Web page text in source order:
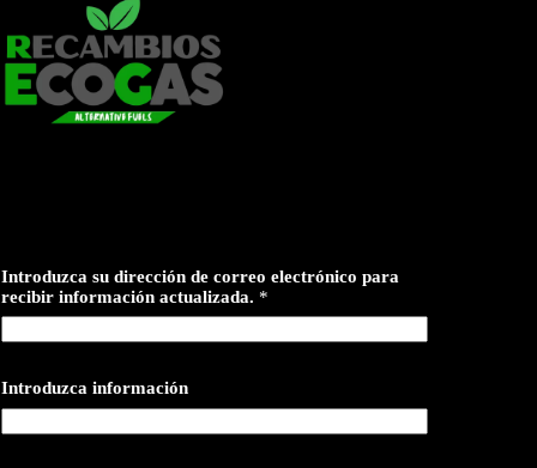
Introduzca su dirección de correo electrónico para
recibir información actualizada. *
Introduzca información